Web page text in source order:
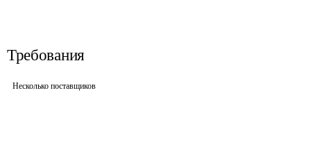
Требования
Несколько поставщиков